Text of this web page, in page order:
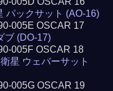
パックサット (AO-16)
005E OSCAR 17
ブ (DO-17)
005F OSCAR 18
星 ウェバーサット
005G OSCAR 19